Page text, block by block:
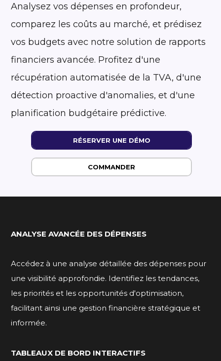
Analysez vos dépenses en profondeur,
comparez les coûts au marché, et prédisez
vos budgets avec notre solution de rapports
financiers avancée. Profitez d'une
récupération automatisée de la TVA, d'une
détection proactive d'anomalies, et d'une
planification budgétaire prédictive.
RÉSERVER UNE DÉMO
COMMANDER
ANALYSE AVANCÉE DES DÉPENSES
Accédez à une analyse détaillée des dépenses pour
une visibilité approfondie. Identifiez les tendances,
les priorités et les opportunités d'optimisation,
facilitant ainsi une gestion financière stratégique et
informée.
TABLEAUX DE BORD INTERACTIFS